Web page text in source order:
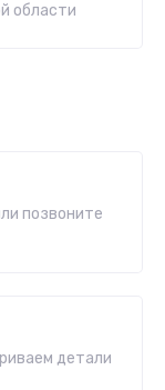
области
позвоните
детали